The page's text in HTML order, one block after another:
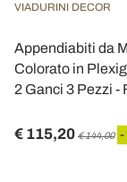
VIADURINI DECOR
Appendiabiti da
Colorato in
2 Ganci 3 Pezzi -
€ 115,20 € 144,00 -